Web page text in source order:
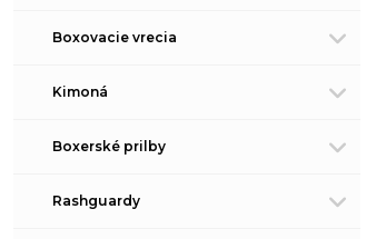
Boxovacie vrecia
Kimoná
Boxerské prilby
Rashguardy